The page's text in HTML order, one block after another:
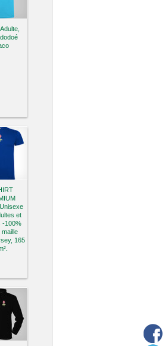
et
-100%
165